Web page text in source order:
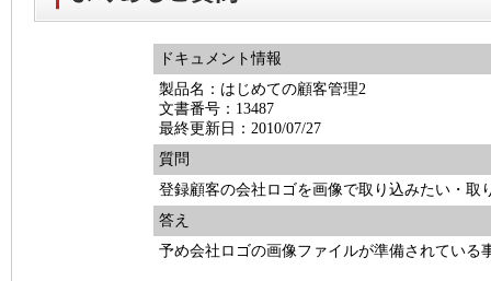
ドキュメント情報
製品名：はじめての顧客管理2
文書番号：13487
最終更新日：2010/07/27
質問
登録顧客の会社ロゴを画像で取り込みたい・取
答え
予め会社ロゴの画像ファイルが準備されている